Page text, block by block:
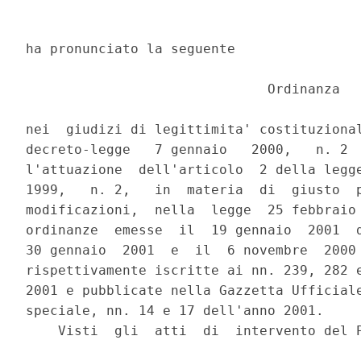
ha pronunciato la seguente
                              Ordinanza
nei  giudizi di legittimita'
decreto-legge   7 gennaio   2000,   n.
l'attuazione  dell'articolo  2 della legge
1999,   n. 2,   in  materia  di  giusto
modificazioni,  nella  legge  25 febbraio
ordinanze  emesse  il  19 gennaio
30 gennaio  2001  e  il  6 novembre
rispettivamente iscritte ai nn. 239, 282
2001 e pubblicate nella Gazzetta
speciale, nn. 14 e 17 dell'anno 2001.
Visti  gli  atti  di  intervento del